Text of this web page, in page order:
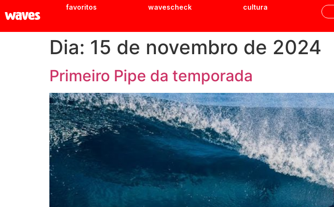
favoritos wavescheck cultura
Dia: 15 de novembro de 2024
Primeiro Pipe da temporada